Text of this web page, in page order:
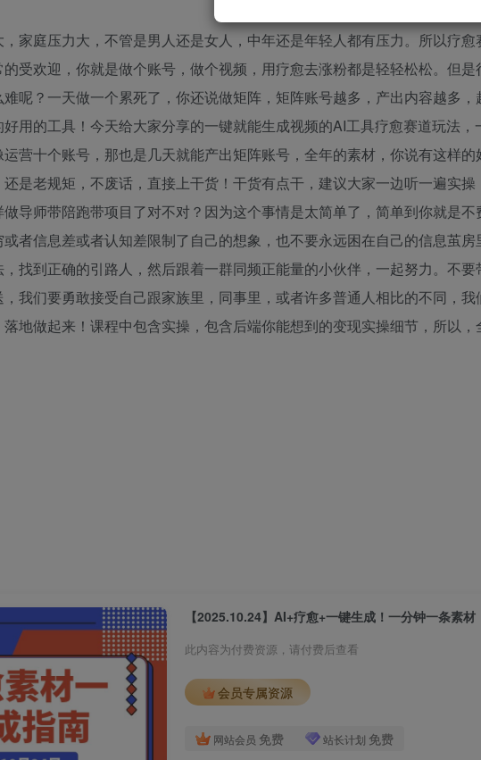
家庭压力大，不管是男人还是女人，中年还是年轻人都有压力。所以疗愈
受欢迎，你就是做个账号，做个视频，用疗愈去涨粉都是轻轻松松。但是
呢？一天做一个累死了，你还说做矩阵，矩阵账号越多，产出内容越多
用的工具！今天给大家分享的一键就能生成视频的AI工具疗愈赛道玩法
营十个账号，那也是几天就能产出矩阵账号，全年的素材，你说有这样
是老规矩，不废话，直接上干货！干货有点干，建议大家一边听一遍实
导师带陪跑带项目了对不对？因为这个事情是太简单了，简单到你就是
者信息差或者认知差限制了自己的想象，也不要永远困在自己的信息茧
找到正确的引路人，然后跟着一群同频正能量的小伙伴，一起努力。不
我们要勇敢接受自己跟家族里，同事里，或者许多普通人相比的不同，我
地做起来！课程中包含实操，包含后端你能想到的变现实操细节，所以，
【2025.10.24】AI+疗愈+一键生成！一分钟一条素
此内容为付费资源，请付费后查看
会员专属资源
网站会员 免费 站长计划 免费